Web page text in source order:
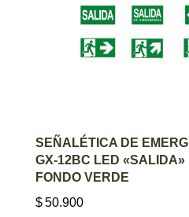
AGREGAR
SEÑALÉTICA DE
GX-12BC LED
FONDO VERDE
$50.900